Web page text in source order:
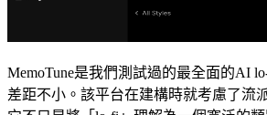
MemoTune是我們測試過的最全面的AI
差距不小。該平台在建構時就考慮了